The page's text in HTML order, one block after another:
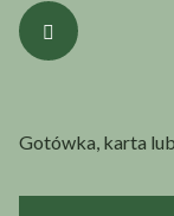
Gotówka, karta